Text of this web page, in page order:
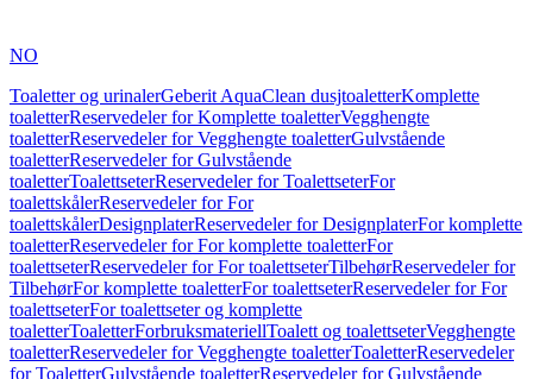
NO
Toaletter og urinalerGeberit AquaClean dusjtoaletterKomplette
toaletterReservedeler for Komplette toaletterVegghengte
toaletterReservedeler for Vegghengte toaletterGulvstående
toaletterReservedeler for Gulvstående
toaletterToalettseterReservedeler for ToalettseterFor
toalettskålerReservedeler for For
toalettskålerDesignplaterReservedeler for DesignplaterFor komplette
toaletterReservedeler for For komplette toaletterFor
toalettseterReservedeler for For toalettseterTilbehørReservedeler for
TilbehørFor komplette toaletterFor toalettseterReservedeler for For
toalettseterFor toalettseter og komplette
toaletterToaletterForbruksmateriellToalett og toalettseterVegghengte
toaletterReservedeler for Vegghengte toaletterToaletterReservedeler
for ToaletterGulvstående toaletterReservedeler for Gulvstående